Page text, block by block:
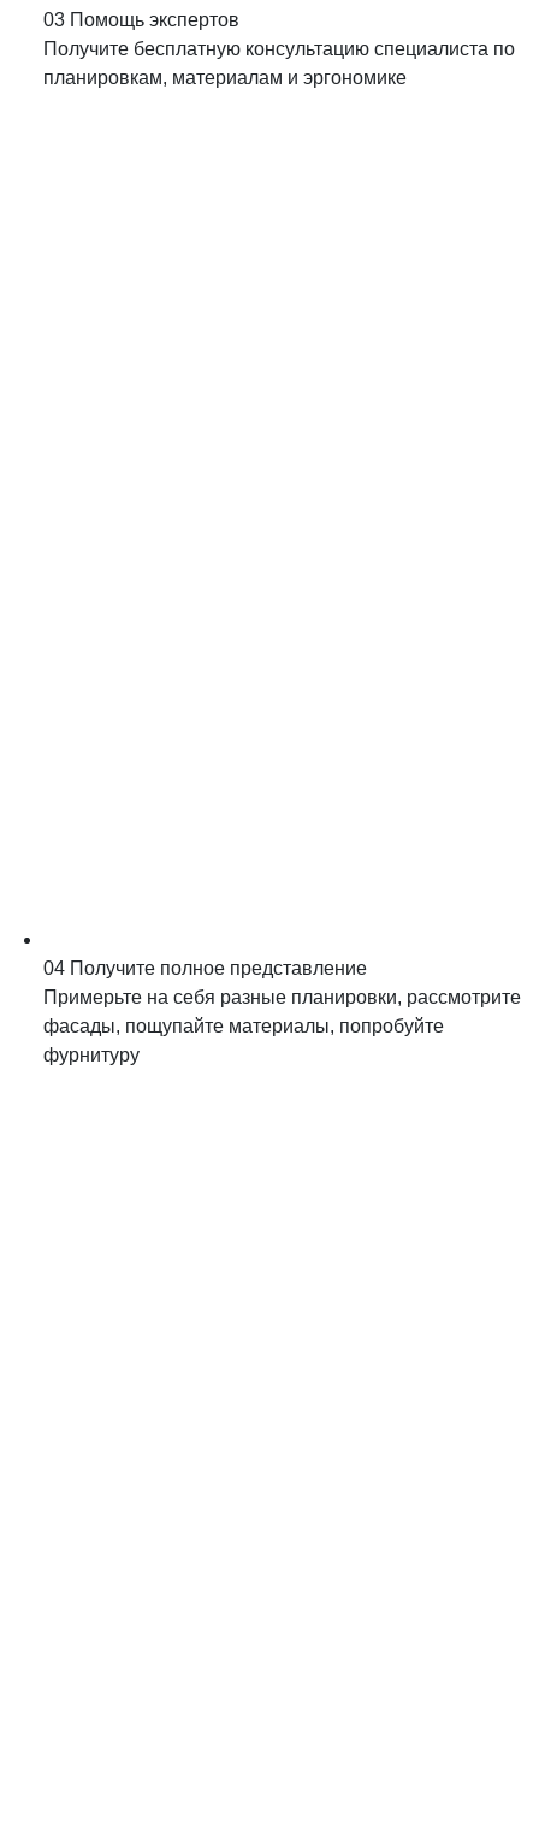
03 Помощь экспертов
Получите бесплатную консультацию специалиста по
планировкам, материалам и эргономике
04 Получите полное представление
Примерьте на себя разные планировки, рассмотрите
фасады, пощупайте материалы, попробуйте
фурнитуру